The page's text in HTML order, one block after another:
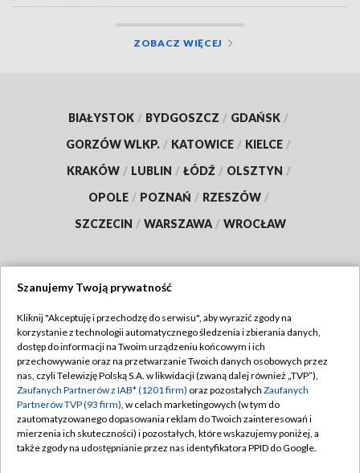
ZOBACZ WIĘCEJ
BIAŁYSTOK / BYDGOSZCZ / GDAŃSK /
GORZÓW WLKP. / KATOWICE / KIELCE /
KRAKÓW / LUBLIN / ŁÓDŹ / OLSZTYN /
OPOLE / POZNAŃ / RZESZÓW /
SZCZECIN / WARSZAWA / WROCŁAW
TVP
Abonament TVP
Emisja w TVP
Centrum informacji TVP
Naziemna Telewizja Cyfrowa
Regulamin TVP
Polityka prywatności
Moje zgody
Pomoc
Szanujemy Twoją prywatność
Kliknij "Akceptuję i przechodzę do serwisu", aby wyrazić zgody na
korzystanie z technologii automatycznego śledzenia i zbierania danych,
dostęp do informacji na Twoim urządzeniu końcowym i ich
przechowywanie oraz na przetwarzanie Twoich danych osobowych przez
nas, czyli Telewizję Polską S.A. w likwidacji (zwaną dalej również „TVP”),
Zaufanych Partnerów z IAB* (1201 firm) oraz pozostałych Zaufanych
Partnerów TVP (93 firm), w celach marketingowych (w tym do
zautomatyzowanego dopasowania reklam do Twoich zainteresowań i
mierzenia ich skuteczności) i pozostałych, które wskazujemy poniżej, a
także zgody na udostępnianie przez nas identyfikatora PPID do Google.